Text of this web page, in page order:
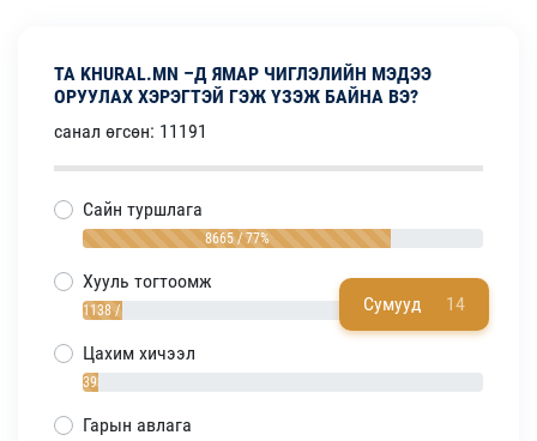
Сумууд 14
ТА KHURAL.MN –Д ЯМАР ЧИГЛЭЛИЙН МЭДЭЭ
ОРУУЛАХ ХЭРЭГТЭЙ ГЭЖ ҮЗЭЖ БАЙНА ВЭ?
санал өгсөн: 11191
Сайн туршлага
8665 / 77%
Хууль тогтоомж
1138 / 10%
Цахим хичээл
393 / 4%
Гарын авлага